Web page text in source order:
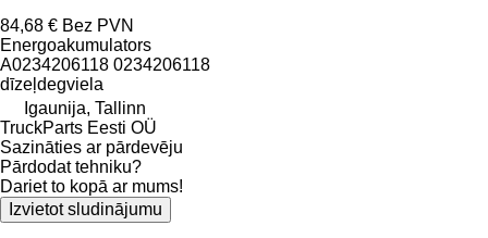
84,68 € Bez PVN
Energoakumulators
A0234206118 0234206118
dīzeļdegviela
Igaunija, Tallinn
TruckParts Eesti OÜ
Sazināties ar pārdevēju
Pārdodat tehniku?
Dariet to kopā ar mums!
Izvietot sludinājumu